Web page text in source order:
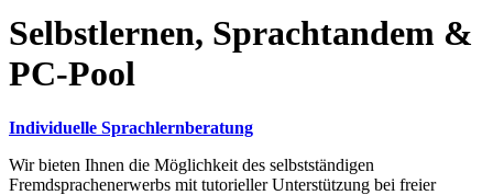
Selbstlernen, Sprachtandem &
PC-Pool
Individuelle Sprachlernberatung
Wir bieten Ihnen die Möglichkeit des selbstständigen
Fremdsprachenerwerbs mit tutorieller Unterstützung bei freier